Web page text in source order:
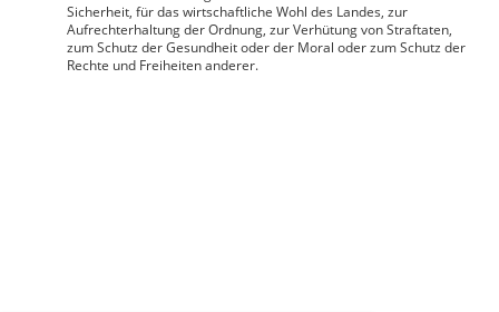
Sicherheit, für das wirtschaftliche Wohl des Landes, zur
Aufrechterhaltung der Ordnung, zur Verhütung von Straftaten,
zum Schutz der Gesundheit oder der Moral oder zum Schutz der
Rechte und Freiheiten anderer.